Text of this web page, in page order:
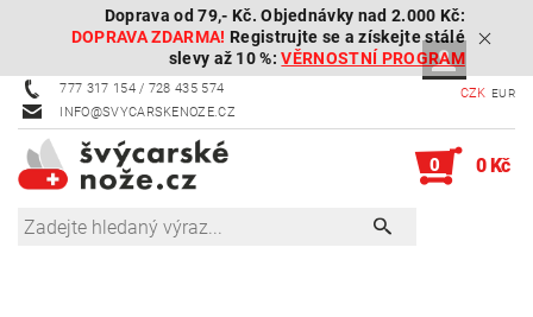
Doprava od 79,- Kč. Objednávky nad 2.000 Kč:
DOPRAVA ZDARMA! Registrujte se a získejte stálé
slevy až 10 %:VĚRNOSTNÍ PROGRAM
777 317 154 / 728 435 574
INFO@SVYCARSKENOZE.CZ
CZK EUR
0 0 Kč